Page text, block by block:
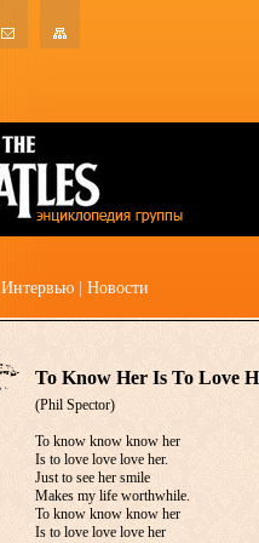
Интервью Новости
To Know Her Is To Love
(Phil Spector)
To know know know her
Is to love love love her.
Just to see her smile
Makes my life worthwhile.
To know know know her
Is to love love love her